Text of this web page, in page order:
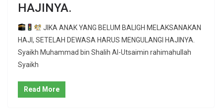
HAJINYA.
JIKA ANAK YANG BELUM BALIGH MELAKSANAKAN
HAJI, SETELAH DEWASA HARUS MENGULANGI HAJINYA.
Syaikh Muhammad bin Shalih Al-Utsaimin rahimahullah
Syaikh
Read More